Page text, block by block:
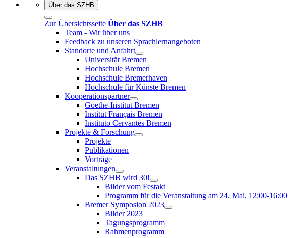
Über das SZHB
Zur Übersichtsseite Über das SZHB
Team - Wir über uns
Feedback zu unseren Sprachlernangeboten
Standorte und Anfahrt
Universität Bremen
Hochschule Bremen
Hochschule Bremerhaven
Hochschule für Künste Bremen
Kooperationspartner
Goethe-Institut Bremen
Institut Français Bremen
Instituto Cervantes Bremen
Projekte & Forschung
Projekte
Publikationen
Vorträge
Veranstaltungen
Das SZHB wird 30!
Bilder vom Festakt
Programm für die Veranstaltung am 24. Mai, 12:00-16:00
Bremer Symposion 2023
Bilder 2023
Tagungsprogramm
Rahmenprogramm